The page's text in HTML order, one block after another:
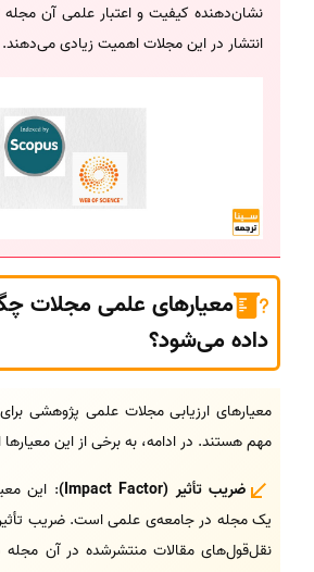
نشان‌دهنده کیفیت و اعتبار علمی آن
انتشار در این مجلات اهمیت زیادی می‌دهند.
معیارهای علمی مجلات
داده می‌شود؟
معیارهای ارزیابی مجلات علمی پژوهشی
مهم هستند. در ادامه، به برخی از این
ضریب تأثیر (Impact Factor)
: این
یک مجله در جامعه‌ی علمی است. ضریب تأثیر
نقل‌قول‌های مقالات منتشرشده در آن